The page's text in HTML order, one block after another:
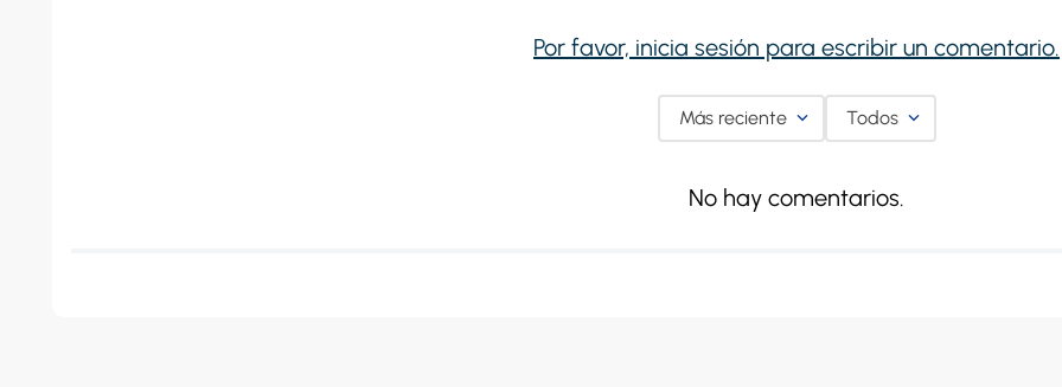
Por favor, inicia sesión para escribir un comentario.
Más reciente Todos
No hay comentarios.